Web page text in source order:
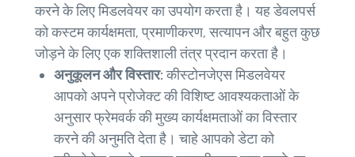
करने के लिए मिडलवेयर का उपयोग करता है। यह डेवलपर्स
को कस्टम कार्यक्षमता, प्रमाणीकरण, सत्यापन और बहुत कुछ
जोड़ने के लिए एक शक्तिशाली तंत्र प्रदान करता है।
अनुकूलन और विस्तार:कीस्टोनजेएस मिडलवेयर
आपको अपने प्रोजेक्ट की विशिष्ट आवश्यकताओं के
अनुसार फ्रेमवर्क की मुख्य कार्यक्षमताओं का विस्तार
करने की अनुमति देता है। चाहे आपको डेटा को